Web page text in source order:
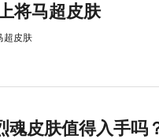
将马超皮肤
超皮肤
魂皮肤值得入手吗